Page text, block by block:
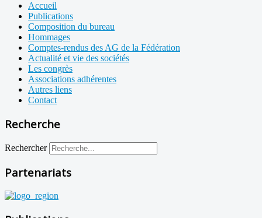
Accueil
Publications
Composition du bureau
Hommages
Comptes-rendus des AG de la Fédération
Actualité et vie des sociétés
Les congrès
Associations adhérentes
Autres liens
Contact
Recherche
Rechercher
Partenariats